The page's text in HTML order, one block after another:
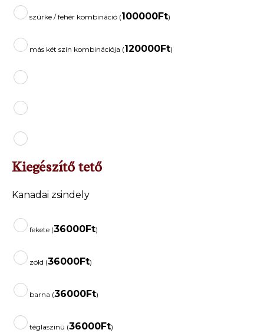
szürke / fehér kombináció (100000Ft)
más két szín kombinációja (120000Ft)
Kiegészítő tető
Kanadai zsindely
fekete (36000Ft)
zöld (36000Ft)
barna (36000Ft)
téglaszinü (36000Ft)